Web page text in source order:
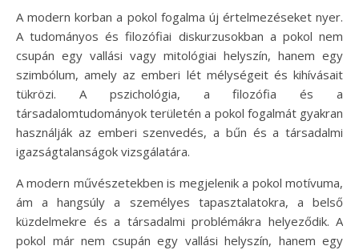
A modern korban a pokol fogalma új értelmezéseket nyer.
A tudományos és filozófiai diskurzusokban a pokol nem
csupán egy vallási vagy mitológiai helyszín, hanem egy
szimbólum, amely az emberi lét mélységeit és kihívásait
tükrözi. A pszichológia, a filozófia és a
társadalomtudományok területén a pokol fogalmát gyakran
használják az emberi szenvedés, a bűn és a társadalmi
igazságtalanságok vizsgálatára.
A modern művészetekben is megjelenik a pokol motívuma,
ám a hangsúly a személyes tapasztalatokra, a belső
küzdelmekre és a társadalmi problémákra helyeződik. A
pokol már nem csupán egy vallási helyszín, hanem egy